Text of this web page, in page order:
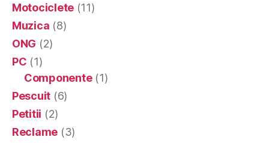
Motociclete (11)
Muzica (8)
ONG (2)
PC (1)
Componente(1)
Pescuit (6)
Petitii (2)
Reclame (3)